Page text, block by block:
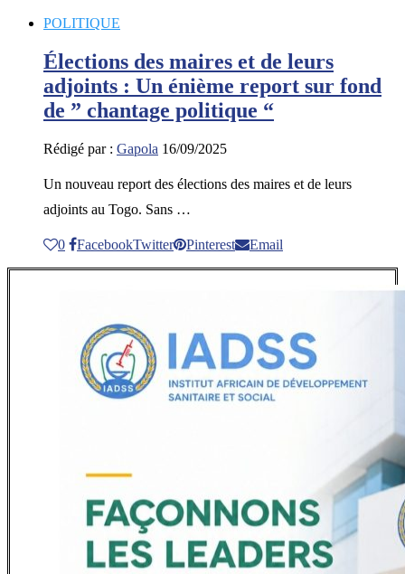
POLITIQUE
Élections des maires et de leurs
adjoints : Un énième report sur fond
de ” chantage politique “
Rédigé par : Gapola 16/09/2025
Un nouveau report des élections des maires et de leurs
adjoints au Togo. Sans …
0 FacebookTwitter Pinterest Email